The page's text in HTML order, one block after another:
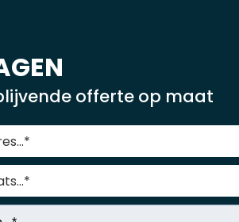
offerte op maat